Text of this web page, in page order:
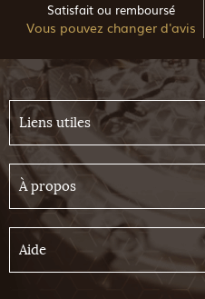
Satisfait ou remboursé
Vous pouvez changer d'avis
Liens utiles
À propos
Aide